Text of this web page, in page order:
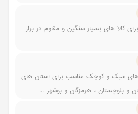
کالا های بسیار سنگین و مقاوم در برار
سبک و کوچک مناسب برای استان های
و بلوچستان ، هرمزگان و بوشهر ...